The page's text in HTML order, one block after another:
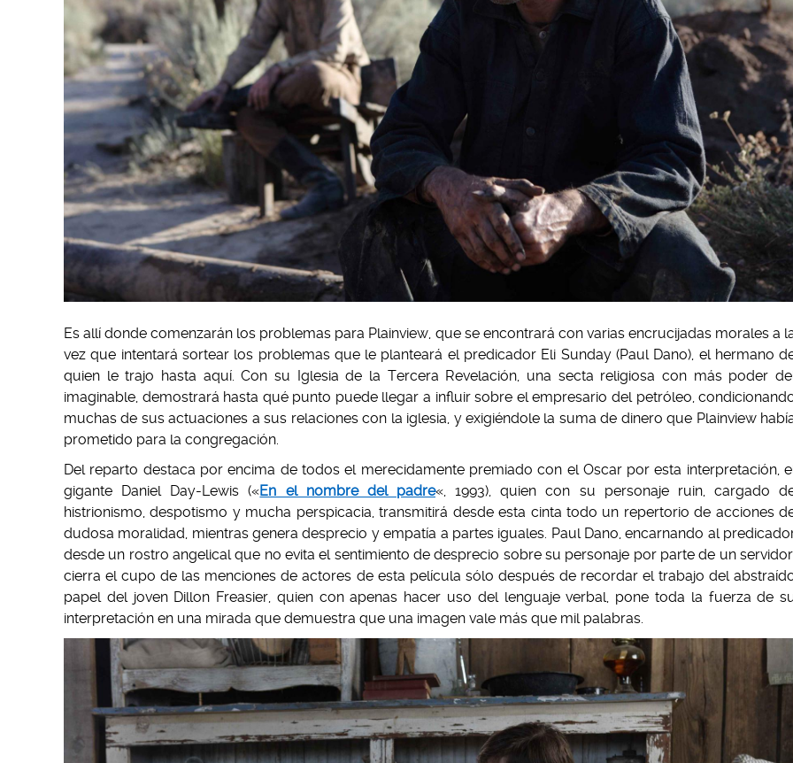
Es allí donde comenzarán los problemas para Plainview, que se encontrará con varias encrucijadas morales a
vez que intentará sortear los problemas que le planteará el predicador Eli Sunday (Paul Dano), el hermano
quien le trajo hasta aquí. Con su Iglesia de la Tercera Revelación, una secta religiosa con más poder
imaginable, demostrará hasta qué punto puede llegar a influir sobre el empresario del petróleo,
muchas de sus actuaciones a sus relaciones con la iglesia, y exigiéndole la suma de dinero que Plainview
prometido para la congregación.
Del reparto destaca por encima de todos el merecidamente premiado con el Oscar por esta interpretación,
gigante Daniel Day-Lewis («En el nombre del padre«, 1993), quien con su personaje ruin, cargado
histrionismo, despotismo y mucha perspicacia, transmitirá desde esta cinta todo un repertorio de acciones
dudosa moralidad, mientras genera desprecio y empatía a partes iguales. Paul Dano, encarnando al
desde un rostro angelical que no evita el sentimiento de desprecio sobre su personaje por parte de un
cierra el cupo de las menciones de actores de esta película sólo después de recordar el trabajo del
papel del joven Dillon Freasier, quien con apenas hacer uso del lenguaje verbal, pone toda la fuerza de
interpretación en una mirada que demuestra que una imagen vale más que mil palabras.